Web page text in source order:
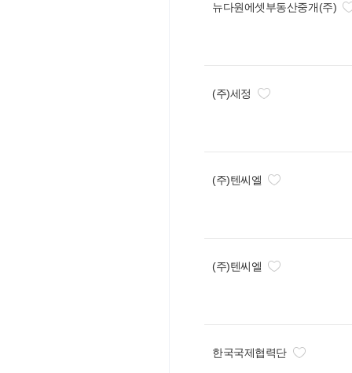
뉴다원에셋부동산중개(주)
(주)세정
(주)텐씨엘
(주)텐씨엘
한국국제협력단